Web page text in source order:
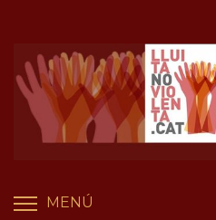
contingut
MENÚ